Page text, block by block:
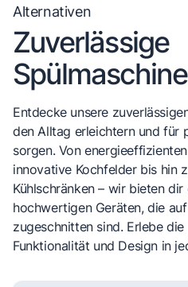
Alternativen
Zuverlässige
Entdecke unsere
den Alltag erleichtern und für
sorgen. Von
innovative Kochfelder bis hin
Kühlschränken – wir bieten
hochwertigen Geräten, die
zugeschnitten sind. Erlebe
Funktionalität und Design in